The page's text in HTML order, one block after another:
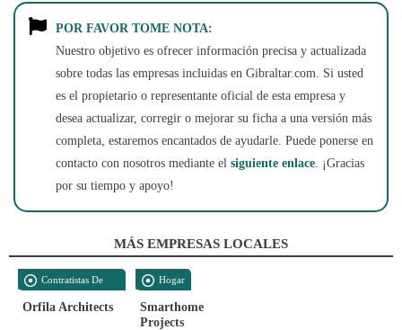
POR FAVOR TOME NOTA:
Nuestro objetivo es ofrecer información precisa y actualizada
sobre todas las empresas incluidas en Gibraltar.com. Si usted
es el propietario o representante oficial de esta empresa y
desea actualizar, corregir o mejorar su ficha a una versión más
completa, estaremos encantados de ayudarle. Puede ponerse en
contacto con nosotros mediante el siguiente enlace. ¡Gracias
por su tiempo y apoyo!
MÁS EMPRESAS LOCALES
Contratistas De
Construcción
Orfila Architects
Hogar
Smarthome
Projects